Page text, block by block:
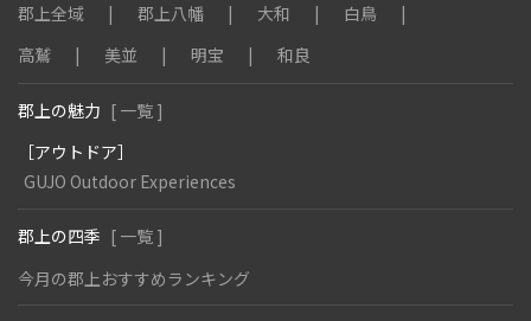
郡上全域
郡上八幡 大和
白鳥
高鷲
美並 明宝 和良
郡上の魅力 [ 一覧 ]
［アウトドア］
GUJO Outdoor Experiences
郡上の四季 [ 一覧 ]
今月の郡上おすすめランキング